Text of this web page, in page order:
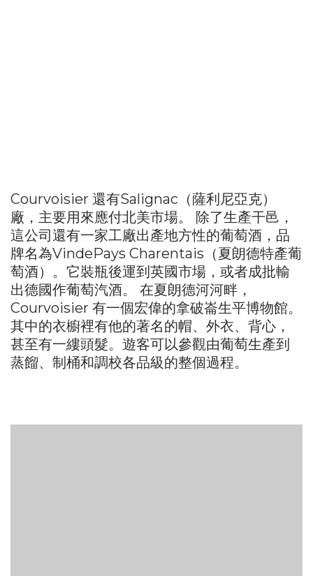
Courvoisier 還有Salignac（薩利尼亞克）
廠，主要用來應付北美市場。 除了生產干邑，
這公司還有一家工廠出產地方性的葡萄酒，品
牌名為VindePays Charentais（夏朗德特產葡
萄酒）。它裝瓶後運到英國市場，或者成批輸
出德國作葡萄汽酒。 在夏朗德河河畔，
Courvoisier 有一個宏偉的拿破崙生平博物館。
其中的衣櫥裡有他的著名的帽、外衣、背心，
甚至有一縷頭髮。遊客可以參觀由葡萄生產到
蒸餾、制桶和調校各品級的整個過程。